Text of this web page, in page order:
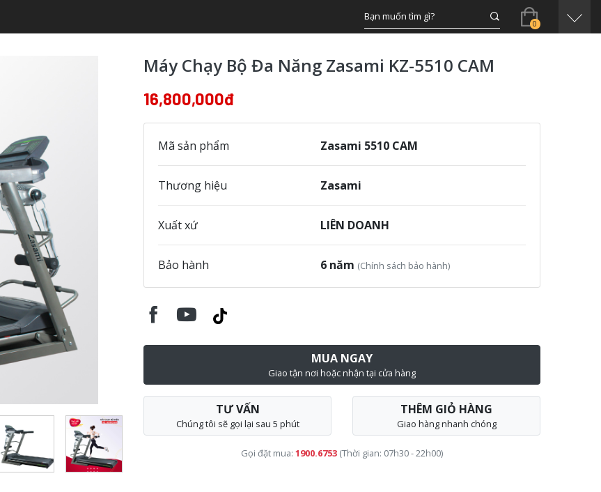
0
Máy Chạy Bộ Đa Năng Zasami KZ-5510 CAM
16,800,000đ
Mã sản phẩm Zasami 5510 CAM
Thương hiệu Zasami
Xuất xứ LIÊN DOANH
Bảo hành 6 năm (Chính sách bảo hành)
MUA NGAY
Giao tận nơi hoặc nhận tại cửa hàng
TƯ VẤN
Chúng tôi sẽ gọi lại sau 5 phút
THÊM GIỎ HÀNG
Giao hàng nhanh chóng
Gọi đặt mua: 1900.6753 (Thời gian: 07h30 - 22h00)